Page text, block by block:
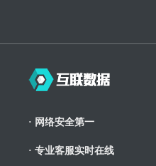
· 网络安全第一
· 专业客服实时在线